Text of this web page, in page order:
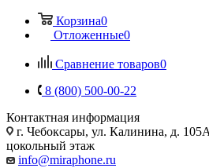
Корзина0
Отложенные0
Сравнение товаров0
8 (800) 500-00-22
Контактная информация
г. Чебоксары, ул. Калинина, д.
цокольный этаж
info@miraphone.ru